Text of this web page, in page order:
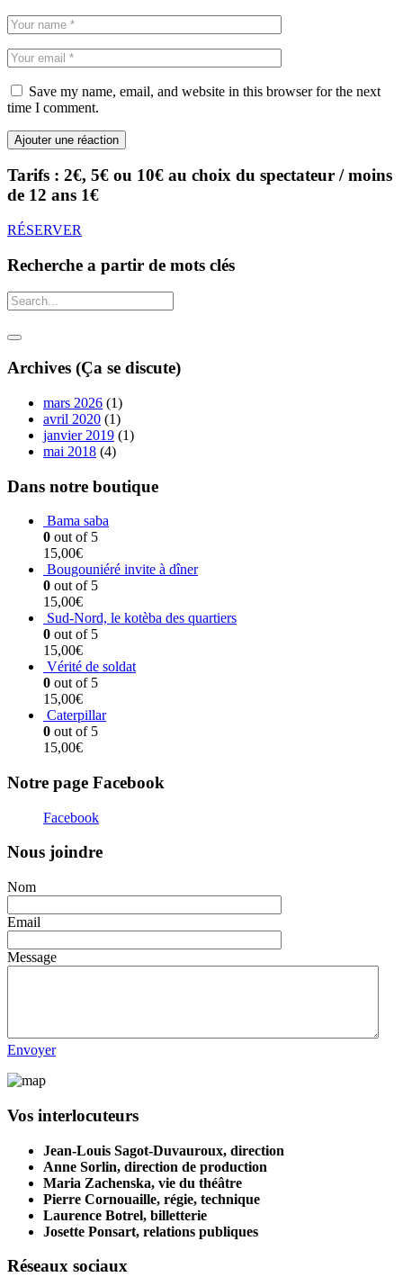
Save my name, email, and website in this browser for the next
time I comment.
Tarifs : 2€, 5€ ou 10€ au choix du spectateur / moins
de 12 ans 1€
RÉSERVER
Recherche a partir de mots clés
Archives (Ça se discute)
mars 2026 (1)
avril 2020 (1)
janvier 2019 (1)
mai 2018 (4)
Dans notre boutique
Bama saba
0 out of 5
15,00€
Bougouniéré invite à dîner
0 out of 5
15,00€
Sud-Nord, le kotèba des quartiers
0 out of 5
15,00€
Vérité de soldat
0 out of 5
15,00€
Caterpillar
0 out of 5
15,00€
Notre page Facebook
Facebook
Nous joindre
Nom
Email
Message
Envoyer
Vos interlocuteurs
Jean-Louis Sagot-Duvauroux, direction
Anne Sorlin, direction de production
Maria Zachenska, vie du théâtre
Pierre Cornouaille, régie, technique
Laurence Botrel, billetterie
Josette Ponsart, relations publiques
Réseaux sociaux